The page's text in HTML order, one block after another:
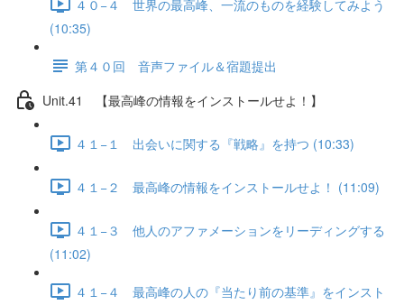
４０−４ 世界の最高峰、一流のものを経験してみよう
(10:35)
第４０回 音声ファイル＆宿題提出
Unit.41 【最高峰の情報をインストールせよ！】
４１−１ 出会いに関する『戦略』を持つ (10:33)
４１−２ 最高峰の情報をインストールせよ！ (11:09)
４１−３ 他人のアファメーションをリーディングする
(11:02)
４１−４ 最高峰の人の『当たり前の基準』をインスト